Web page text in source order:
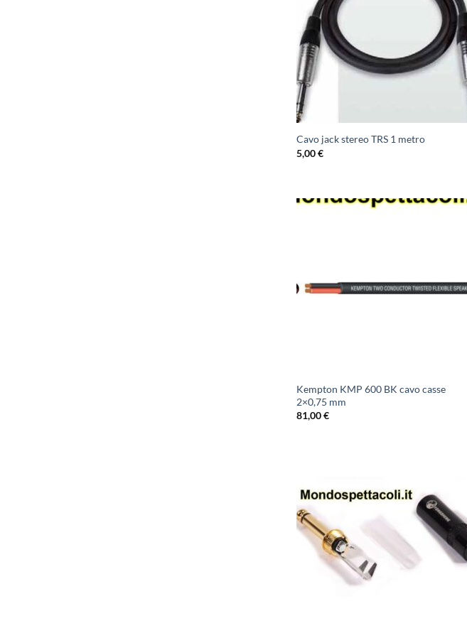
Cavo jack stereo TRS 1 metro
5,00€
Kempton KMP 600 BK cavo casse
2×0,75 mm
81,00€